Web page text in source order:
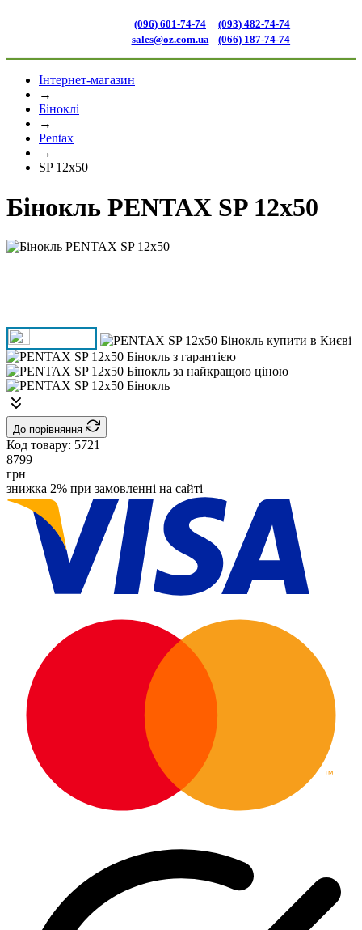
(096) 601-74-74
sales@oz.com.ua
(093) 482-74-74
(066) 187-74-74
Інтернет-магазин
→
Біноклі
→
Pentax
→
SP 12x50
Бінокль PENTAX SP 12x50
До порівняння
Код товару: 5721
8799
грн
знижка 2% при замовленні на сайті